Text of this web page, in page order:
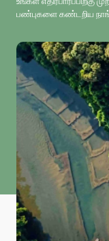
பண்புகளை கண்டறிய